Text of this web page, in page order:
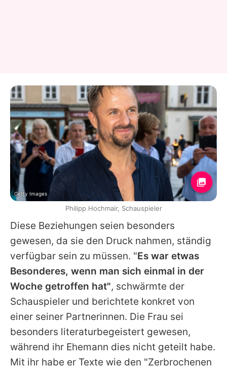
Diese Beziehungen seien besonders
gewesen, da sie den Druck nahmen, ständig
verfügbar sein zu müssen. "Es war etwas
Besonderes, wenn man sich einmal in der
Woche getroffen hat", schwärmte der
Schauspieler und berichtete konkret von
einer seiner Partnerinnen. Die Frau sei
besonders literaturbegeistert gewesen,
während ihr Ehemann dies nicht geteilt habe.
Mit ihr habe er Texte wie den "Zerbrochenen
Getty Images
Philipp Hochmair, Schauspieler